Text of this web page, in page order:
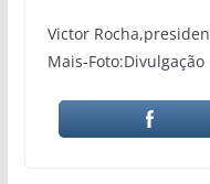
Victor
Mais-Foto:Divulgação